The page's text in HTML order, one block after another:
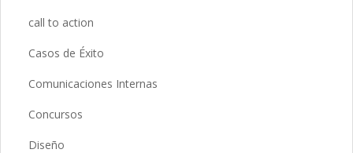
call to action
Casos de Éxito
Comunicaciones Internas
Concursos
Diseño